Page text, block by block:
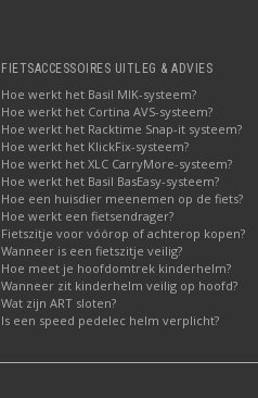
FIETSACCESSOIRES UITLEG & ADVIES
Hoe werkt het Basil MIK-systeem?
Hoe werkt het Cortina AVS-systeem?
Hoe werkt het Racktime Snap-it systeem?
Hoe werkt het KlickFix-systeem?
Hoe werkt het XLC CarryMore-systeem?
Hoe werkt het Basil BasEasy-systeem?
Hoe een huisdier meenemen op de fiets?
Hoe werkt een fietsendrager?
Fietszitje voor vóórop of achterop kopen?
Wanneer is een fietszitje veilig?
Hoe meet je hoofdomtrek kinderhelm?
Wanneer zit kinderhelm veilig op hoofd?
Wat zijn ART sloten?
Is een speed pedelec helm verplicht?